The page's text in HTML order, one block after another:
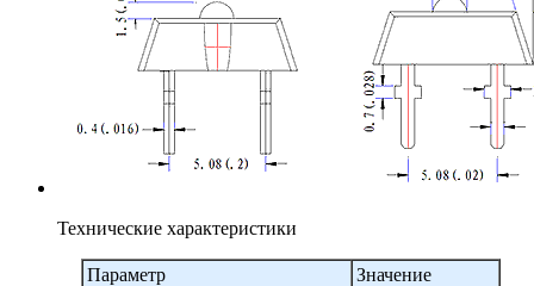
Технические характеристики
Параметр
Значение